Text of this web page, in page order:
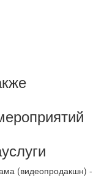
(видеопродакшн) -